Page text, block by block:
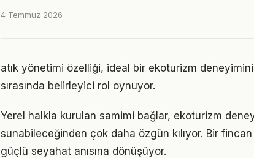
4 Temmuz 2026
atık yönetimi özelliği, ideal bir ekoturizm
sırasında belirleyici rol oynuyor.
Yerel halkla kurulan samimi bağlar, ekoturizm
sunabileceğinden çok daha özgün kılıyor. Bir
güçlü seyahat anısına dönüşüyor.